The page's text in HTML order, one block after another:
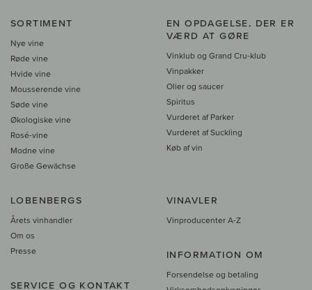
SORTIMENT
Nye vine
Røde vine
Hvide vine
Mousserende vine
Søde vine
Økologiske vine
Rosé-vine
Modne vine
Große Gewächse
EN OPDAGELSE, DER ER
VÆRD AT GØRE
Vinklub og Grand Cru-klub
Vinpakker
Olier og saucer
Spiritus
Vurderet af Parker
Vurderet af Suckling
Køb af vin
LOBENBERGS
Årets vinhandler
Om os
Presse
SERVICE OG KONTAKT
VINAVLER
Vinproducenter A-Z
INFORMATION OM
Forsendelse og betaling